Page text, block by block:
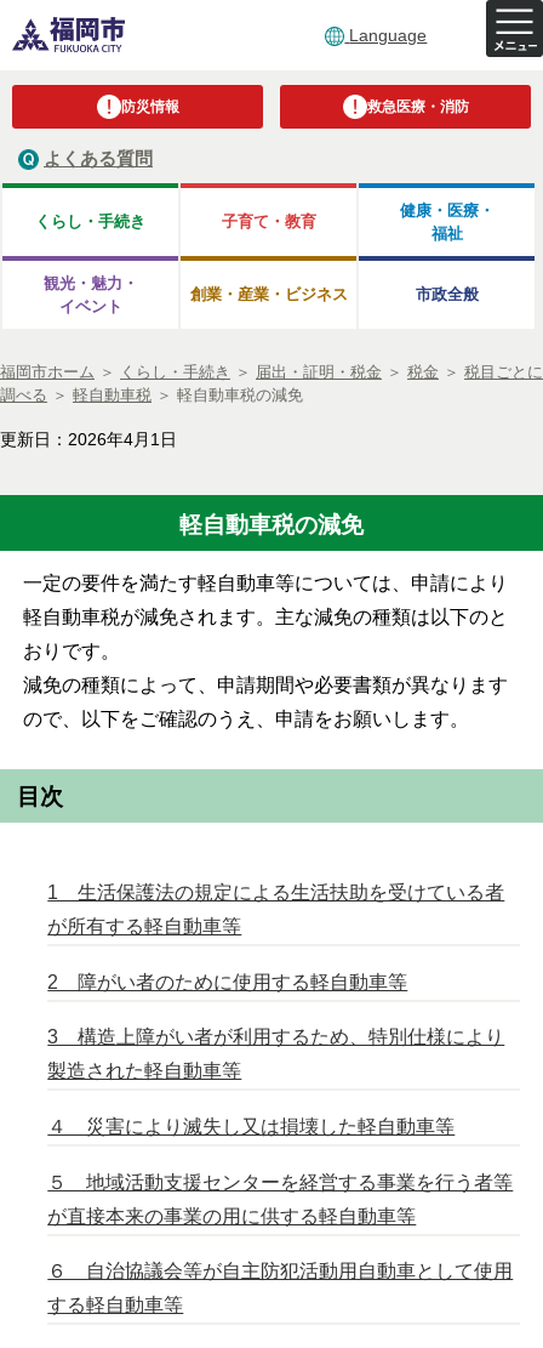
Language
防災情報 救急医療・消防
よくある質問
くらし・手続き 子育て・教育
健康・医療・
福祉
観光・魅力・
イベント
創業・産業・ビジネス 市政全般
福岡市ホーム ＞ くらし・手続き ＞ 届出・証明・税金 ＞ 税金 ＞ 税目ごとに
調べる ＞ 軽自動車税 ＞ 軽自動車税の減免
更新日：2026年4月1日
軽自動車税の減免
一定の要件を満たす軽自動車等については、申請により
軽自動車税が減免されます。主な減免の種類は以下のと
おりです。
減免の種類によって、申請期間や必要書類が異なります
ので、以下をご確認のうえ、申請をお願いします。
目次
1 生活保護法の規定による生活扶助を受けている者
が所有する軽自動車等
2 障がい者のために使用する軽自動車等
3 構造上障がい者が利用するため、特別仕様により
製造された軽自動車等
４ 災害により滅失し又は損壊した軽自動車等
５ 地域活動支援センターを経営する事業を行う者等
が直接本来の事業の用に供する軽自動車等
６ 自治協議会等が自主防犯活動用自動車として使用
する軽自動車等